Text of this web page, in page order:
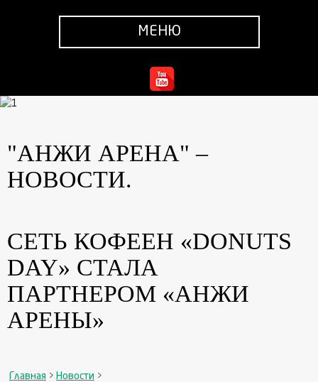
МЕНЮ
"АНЖИ АРЕНА" –
НОВОСТИ.
СЕТЬ КОФЕЕН «DONUTS
DAY» СТАЛА
ПАРТНЕРОМ «АНЖИ
АРЕНЫ»
Главная > Новости >